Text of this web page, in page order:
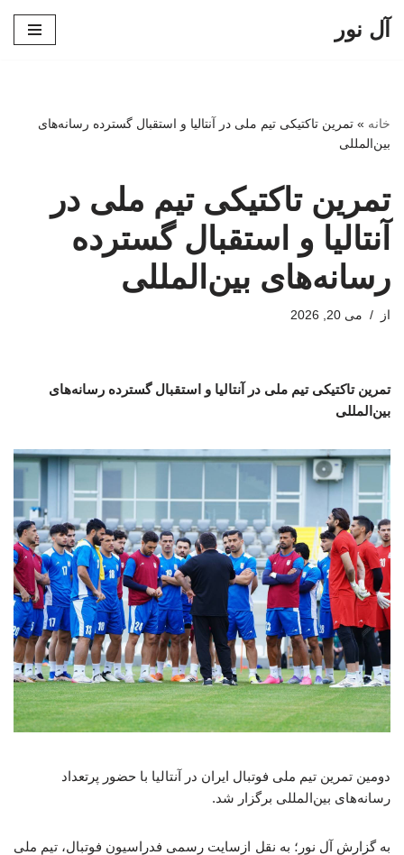
آل نور
خانه » تمرین تاکتیکی تیم ملی در آنتالیا و استقبال گسترده رسانه‌های
بین‌المللی
تمرین تاکتیکی تیم ملی در
آنتالیا و استقبال گسترده
رسانه‌های بین‌المللی
از می 20, 2026
تمرین تاکتیکی تیم ملی در آنتالیا و استقبال گسترده رسانه‌های
بین‌المللی
دومین تمرین تیم ملی فوتبال ایران در آنتالیا با حضور پرتعداد
رسانه‌های بین‌المللی برگزار شد.
به گزارش آل نور؛ به نقل ازسایت رسمی فدراسیون فوتبال، تیم ملی